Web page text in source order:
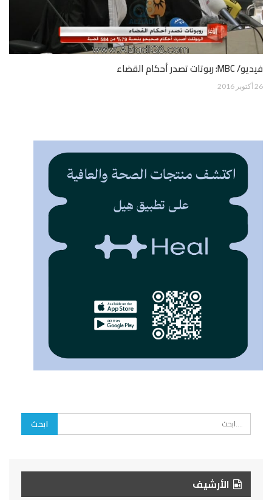
فيديو/ MBC: ربوتات تصدر أحكام القضاء
26 أكتوبر 2016
الأرشيف